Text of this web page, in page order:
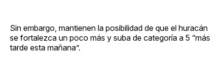
Sin embargo, mantienen la posibilidad de que el huracán
se fortalezca un poco más y suba de categoría a 5 “más
tarde esta mañana”.